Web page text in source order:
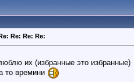
Re: Re: Re:
их (избранные это избранные)
то времини